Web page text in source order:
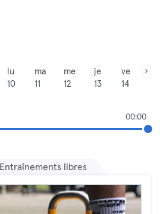
lu
10
ma
11
me
12
je
13
ve
14
00:00
Entraînements libres